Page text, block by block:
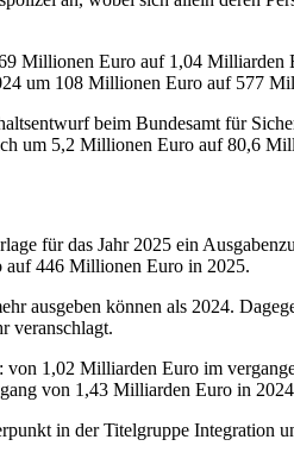
Millionen Euro auf 1,04 Milliarden
um 108 Millionen Euro auf 577
beim Bundesamt für
um 5,2 Millionen Euro auf 80,6
für das Jahr 2025 ein
auf 446 Millionen Euro in 2025.
können als 2024.
veranschlagt.
1,02 Milliarden Euro im
von 1,43 Milliarden Euro in
in der Titelgruppe Integration